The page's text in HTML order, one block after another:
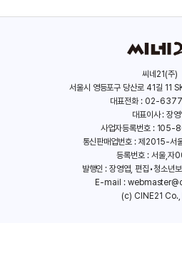
씨네21(주)
서울시 영등포구 당산로 41길 11
대표전화 : 02-
대표이사 : 장
사업자등록번호 :
통신판매업번호 : 제2015-서
등록번호 : 서울,
발행인 : 장영엽, 편집•청소년
E-mail :
(c) CINE21 Co.,